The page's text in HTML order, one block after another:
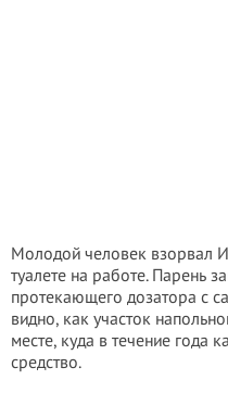
Молодой человек взорвал
туалете на работе. Парень
протекающего дозатора с
видно, как участок
месте, куда в течение года
средство.